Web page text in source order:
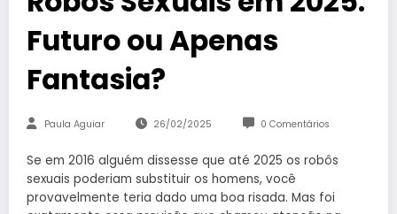
Futuro ou Apenas
Fantasia?
Paula Aguiar 26/02/2025 0 Comentários
Se em 2016 alguém dissesse que até 2025 os robôs
sexuais poderiam substituir os homens, você
provavelmente teria dado uma boa risada. Mas foi